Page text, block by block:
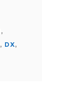
,
, DX,